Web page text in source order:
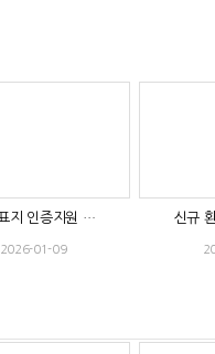
지 인증지원 …
2026-01-09
신규